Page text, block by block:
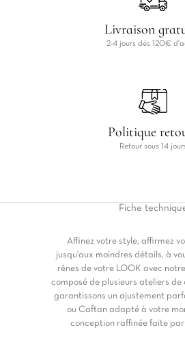
Livraison
2-4 jours dés 120€
Politique
Retour sous 14
Fiche
Affinez votre style, affirmez
jusqu'aux moindres détails, à
rênes de votre LOOK avec
composé de plusieurs ateliers de
garantissons un ajustement
ou Caftan adapté à votre
conception raffinée faite